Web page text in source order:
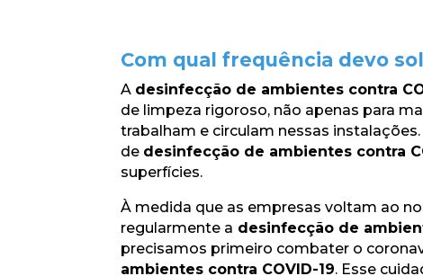
Com qual frequência devo
A desinfecção de ambientes contra
de limpeza rigoroso, não apenas para
trabalham e circulam nessas
de desinfecção de ambientes contra
superfícies.
À medida que as empresas voltam ao
regularmente a desinfecção de
precisamos primeiro combater o
ambientes contra COVID-19. Esse